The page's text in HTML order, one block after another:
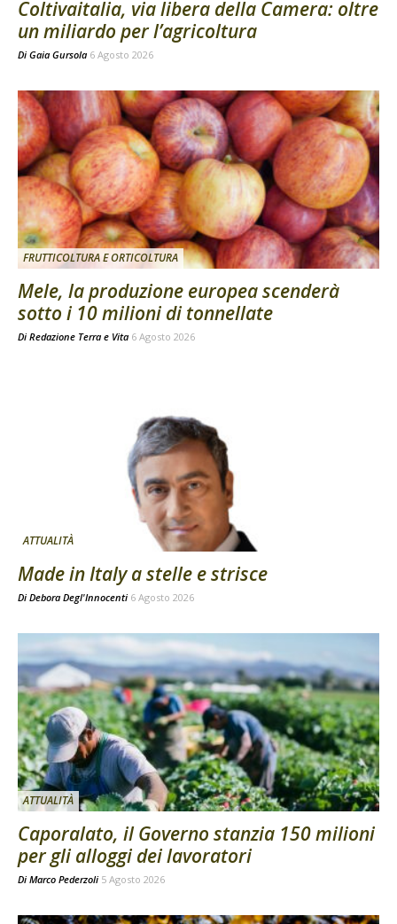
Coltivaitalia, via libera della Camera: oltre
un miliardo per l’agricoltura
Di Gaia Gursola 6 Agosto 2026
FRUTTICOLTURA E ORTICOLTURA
Mele, la produzione europea scenderà
sotto i 10 milioni di tonnellate
Di Redazione Terra e Vita 6 Agosto 2026
ATTUALITÀ
Made in Italy a stelle e strisce
Di Debora Degl'Innocenti 6 Agosto 2026
ATTUALITÀ
Caporalato, il Governo stanzia 150 milioni
per gli alloggi dei lavoratori
Di Marco Pederzoli 5 Agosto 2026